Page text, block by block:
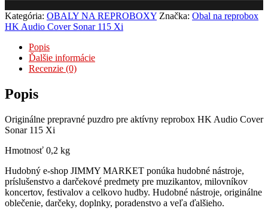
Kategória: OBALY NA REPROBOXY Značka: Obal na reprobox
HK Audio Cover Sonar 115 Xi
Popis
Ďalšie informácie
Recenzie (0)
Popis
Originálne prepravné puzdro pre aktívny reprobox HK Audio Cover
Sonar 115 Xi
Hmotnosť 0,2 kg
Hudobný e-shop JIMMY MARKET ponúka hudobné nástroje,
príslušenstvo a darčekové predmety pre muzikantov, milovníkov
koncertov, festivalov a celkovo hudby. Hudobné nástroje, originálne
oblečenie, darčeky, doplnky, poradenstvo a veľa ďalšieho.